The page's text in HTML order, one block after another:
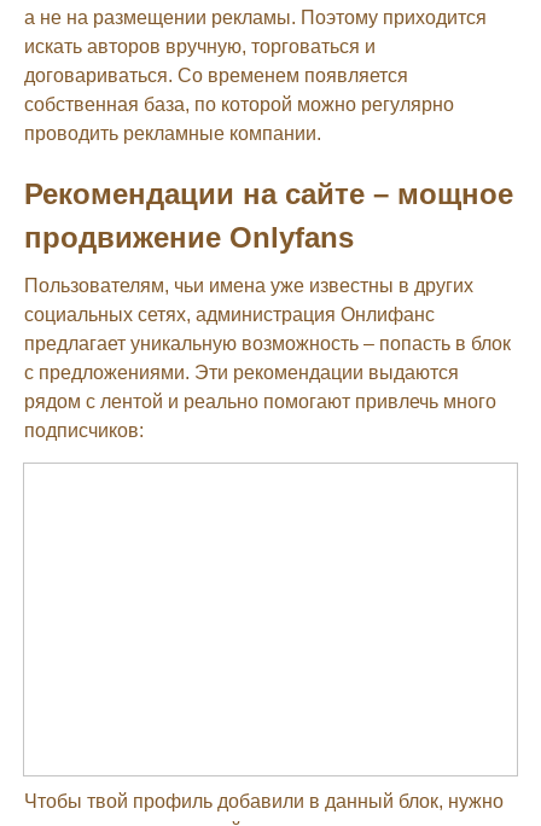
а не на размещении рекламы. Поэтому приходится
искать авторов вручную, торговаться и
договариваться. Со временем появляется
собственная база, по которой можно регулярно
проводить рекламные компании.
Рекомендации на сайте – мощное
продвижение Onlyfans
Пользователям, чьи имена уже известны в других
социальных сетях, администрация Онлифанс
предлагает уникальную возможность – попасть в блок
с предложениями. Эти рекомендации выдаются
рядом с лентой и реально помогают привлечь много
подписчиков:
Чтобы твой профиль добавили в данный блок, нужно